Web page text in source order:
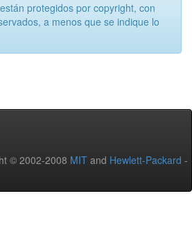
protegidos por copyright, con
a menos que se indique lo
© 2002-2008 MIT and Hewlett-Packard -